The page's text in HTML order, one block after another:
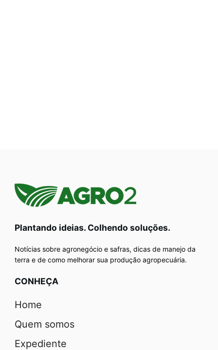
Plantando ideias. Colhendo soluções.
Notícias sobre agronegócio e safras, dicas de manejo da
terra e de como melhorar sua produção agropecuária.
CONHEÇA
Home
Quem somos
Expediente